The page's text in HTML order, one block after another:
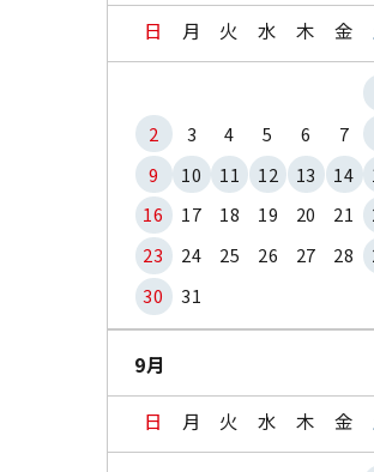
日 月 火 水 木 金
2
3 4 5 6 7
9
10 11 12 13 14
16
17 18 19 20 21
23
24 25 26 27 28
30
31
9月
日 月 火 水 木 金